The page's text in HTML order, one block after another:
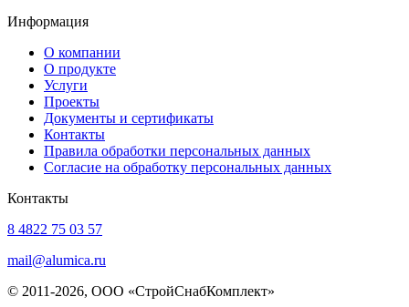
Информация
О компании
О продукте
Услуги
Проекты
Документы и сертификаты
Контакты
Правила обработки персональных данных
Согласие на обработку персональных данных
Контакты
8 4822 75 03 57
mail@alumica.ru
© 2011-2026, ООО «СтройСнабКомплект»